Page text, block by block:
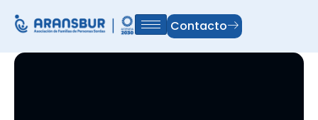
Contacto